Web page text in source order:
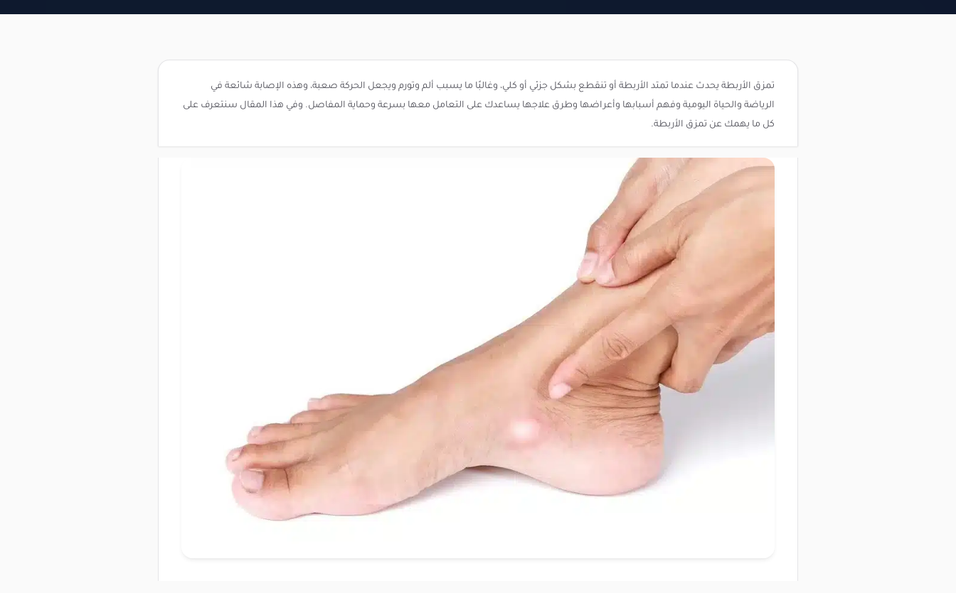
تمزق الأربطة يحدث عندما تمتد الأربطة أو تنقطع بشكل جزئي أو كلي، وغالبًا ما يسبب ألم وتورم ويجعل الحركة صعبة، وهذه الإصابة شائعة في
الرياضة والحياة اليومية وفهم أسبابها وأعراضها وطرق علاجها يساعدك على التعامل معها بسرعة وحماية المفاصل. وفي هذا المقال سنتعرف على
كل ما يهمك عن تمزق الأربطة.